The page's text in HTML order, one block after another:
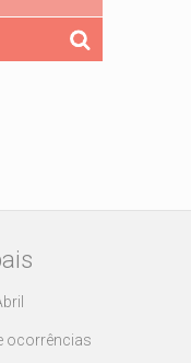
ocorrências